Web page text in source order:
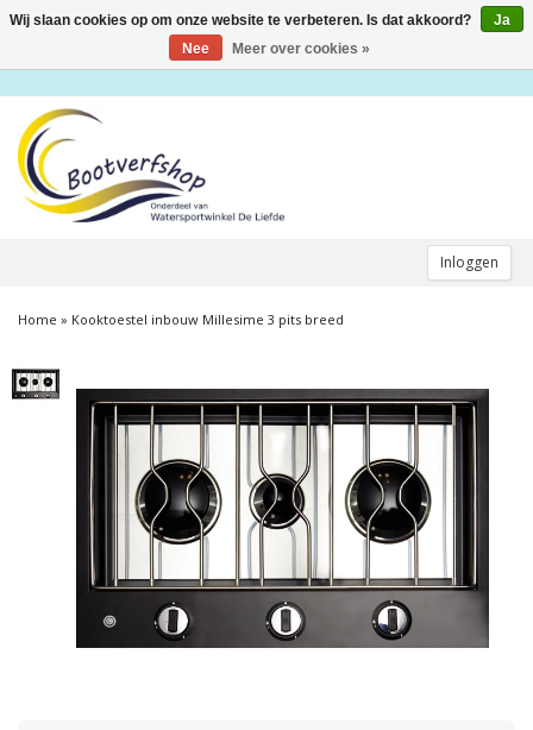
Inloggen
Toggle
Home » Kooktoestel inbouw Millesime 3 pits breed
Wij slaan cookies op om onze website te verbeteren. Is dat akkoord?
Ja
Nee
Meer over cookies »